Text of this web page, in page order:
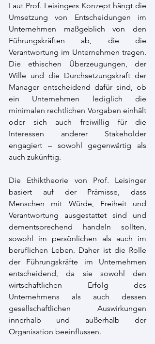
Laut Prof. Leisingers Konzept hängt die
Umsetzung von Entscheidungen im
Unternehmen maßgeblich von den
Führungskräften ab, die die
Verantwortung im Unternehmen tragen.
Die ethischen Überzeugungen, der
Wille und die Durchsetzungskraft der
Manager entscheidend dafür sind, ob
ein Unternehmen lediglich die
minimalen rechtlichen Vorgaben einhält
oder sich auch freiwillig für die
Interessen anderer Stakeholder
engagiert – sowohl gegenwärtig als
auch zukünftig.
Die Ethiktheorie von Prof. Leisinger
basiert auf der Prämisse, dass
Menschen mit Würde, Freiheit und
Verantwortung ausgestattet sind und
dementsprechend handeln sollten,
sowohl im persönlichen als auch im
beruflichen Leben. Daher ist die Rolle
der Führungskräfte im Unternehmen
entscheidend, da sie sowohl den
wirtschaftlichen Erfolg des
Unternehmens als auch dessen
gesellschaftlichen Auswirkungen
innerhalb und außerhalb der
Organisation beeinflussen.